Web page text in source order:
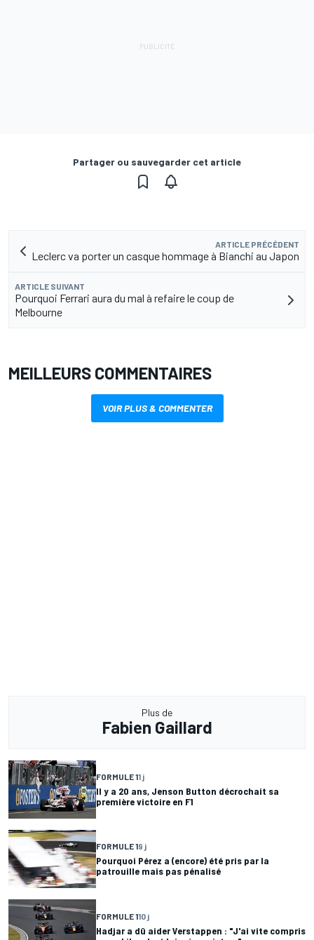
Partager ou sauvegarder cet article
ARTICLE PRÉCÉDENT
Leclerc va porter un casque hommage à Bianchi au Japon
ARTICLE SUIVANT
Pourquoi Ferrari aura du mal à refaire le coup de
Melbourne
MEILLEURS COMMENTAIRES
VOIR PLUS & COMMENTER
Plus de
Fabien Gaillard
FORMULE 11 j
Il y a 20 ans, Jenson Button décrochait sa
première victoire en F1
FORMULE 19 j
Pourquoi Pérez a (encore) été pris par la
patrouille mais pas pénalisé
FORMULE 110 j
Hadjar a dû aider Verstappen : "J'ai vite compris